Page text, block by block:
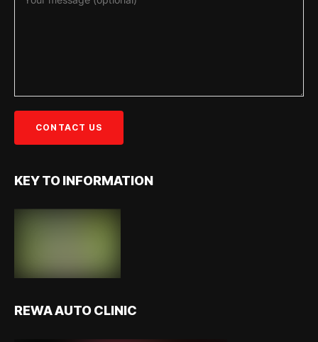
KEY TO INFORMATION
REWA AUTO CLINIC